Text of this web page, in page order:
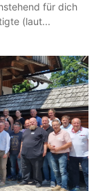
für dich
(laut...